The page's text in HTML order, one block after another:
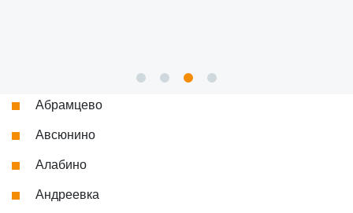
Абрамцево
Авсюнино
Алабино
Андреевка